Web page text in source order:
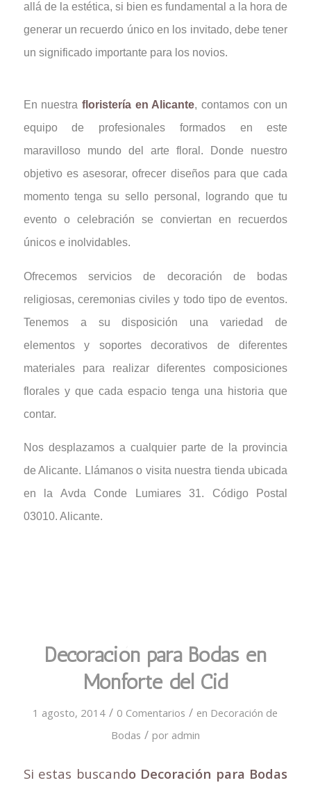
allá de la estética, si bien es fundamental a la hora de
generar un recuerdo único en los invitado, debe tener
un significado importante para los novios.
En nuestra floristería en Alicante, contamos con un
equipo de profesionales formados en este
maravilloso mundo del arte floral. Donde nuestro
objetivo es asesorar, ofrecer diseños para que cada
momento tenga su sello personal, logrando que tu
evento o celebración se conviertan en recuerdos
únicos e inolvidables.
Ofrecemos servicios de decoración de bodas
religiosas, ceremonias civiles y todo tipo de eventos.
Tenemos a su disposición una variedad de
elementos y soportes decorativos de diferentes
materiales para realizar diferentes composiciones
florales y que cada espacio tenga una historia que
contar.
Nos desplazamos a cualquier parte de la provincia
de Alicante. Llámanos o visita nuestra tienda ubicada
en la Avda Conde Lumiares 31. Código Postal
03010. Alicante.
Decoración para Bodas en
Monforte del Cid
1 agosto, 2014 / 0 Comentarios / en Decoración de
Bodas / por admin
Si estas buscando Decoración para Bodas